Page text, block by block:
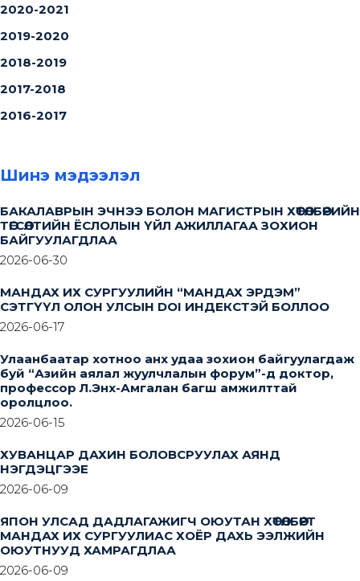
2020-2021
2019-2020
2018-2019
2017-2018
2016-2017
Шинэ мэдээлэл
БАКАЛАВРЫН ЭЧНЭЭ БОЛОН МАГИСТРЫН ХӨТӨЛБӨРИЙН
ТӨГСӨЛТИЙН ЁСЛОЛЫН ҮЙЛ АЖИЛЛАГАА ЗОХИОН
БАЙГУУЛАГДЛАА
2026-06-30
МАНДАХ ИХ СУРГУУЛИЙН “МАНДАХ ЭРДЭМ”
СЭТГҮҮЛ ОЛОН УЛСЫН DOI ИНДЕКСТЭЙ БОЛЛОО
2026-06-17
Улаанбаатар хотноо анх удаа зохион байгуулагдаж
буй “Азийн аялал жуулчлалын форум”-д доктор,
профессор Л.Энх-Амгалан багш амжилттай
оролцлоо.
2026-06-15
ХУВАНЦАР ДАХИН БОЛОВСРУУЛАХ АЯНД
НЭГДЭЦГЭЭЕ
2026-06-09
ЯПОН УЛСАД ДАДЛАГАЖИГЧ ОЮУТАН ХӨТӨЛБӨРТ
МАНДАХ ИХ СУРГУУЛИАС ХОЁР ДАХЬ ЭЭЛЖИЙН
ОЮУТНУУД ХАМРАГДЛАА
2026-06-09